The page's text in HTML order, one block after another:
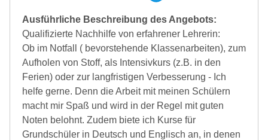
Ausführliche Beschreibung des Angebots:
Qualifizierte Nachhilfe von erfahrener Lehrerin:
Ob im Notfall ( bevorstehende Klassenarbeiten), zum
Aufholen von Stoff, als Intensivkurs (z.B. in den
Ferien) oder zur langfristigen Verbesserung - Ich
helfe gerne. Denn die Arbeit mit meinen Schülern
macht mir Spaß und wird in der Regel mit guten
Noten belohnt. Zudem biete ich Kurse für
Grundschüler in Deutsch und Englisch an, in denen